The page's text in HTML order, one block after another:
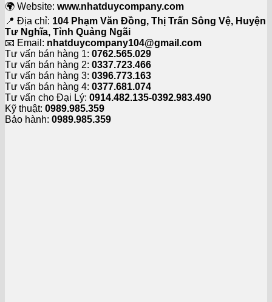
🌍 Website: www.nhatduycompany.com
📍 Địa chỉ: 104 Phạm Văn Đồng, Thị Trấn Sông Vệ, Huyện
Tư Nghĩa, Tỉnh Quảng Ngãi
📧 Email: nhatduycompany104@gmail.com
Tư vấn bán hàng 1: 0762.565.029
Tư vấn bán hàng 2: 0337.723.466
Tư vấn bán hàng 3: 0396.773.163
Tư vấn bán hàng 4: 0377.681.074
Tư vấn cho Đại Lý: 0914.482.135-0392.983.490
Kỹ thuật: 0989.985.359
Bảo hành: 0989.985.359